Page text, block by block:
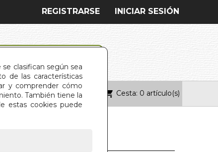
clasifican según sea
de las características
y comprender cómo
También tiene la
estas cookies puede
INICIAR SESIÓN
REGISTRARSE
Cesta: 0 artículo(s)